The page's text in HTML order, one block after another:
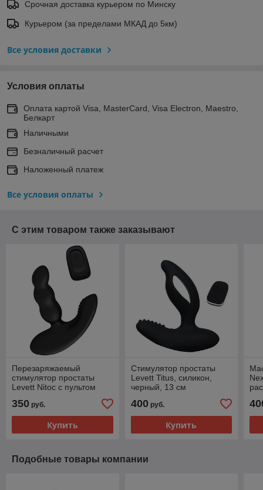
Срочная доставка курьером по Минску
Курьером (за пределами МКАД до 5км)
Все условия доставки
Условия оплаты
Оплата картой Visa, MasterCard, Visa Electron, Maestro,
Белкарт
Наличными
Безналичный расчет
Наложенный платеж
Все условия оплаты
С этим товаром также заказывают
Перезаряжаемый
стимулятор простаты
Levett Nitoc с пультом
черный, 12,5 см
350 руб.
Купить
Стимулятор простаты
Levett Titus, силикон,
черный, 13 см
400руб.
Купить
Подобные товары компании